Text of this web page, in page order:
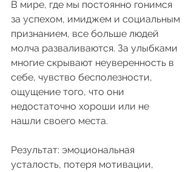
В мире, где мы постоянно гонимся
за успехом, имиджем и социальным
признанием, все больше людей
молча разваливаются. За улыбками
многие скрывают неуверенность в
себе, чувство бесполезности,
ощущение того, что они
недостаточно хороши или не
нашли своего места.
Результат: эмоциональная
усталость, потеря мотивации,